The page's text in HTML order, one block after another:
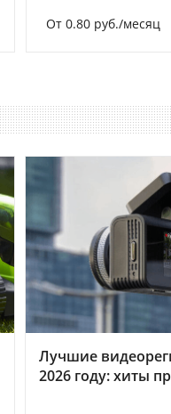
От 0.80 руб./месяц
Лучшие
2026 году: хиты